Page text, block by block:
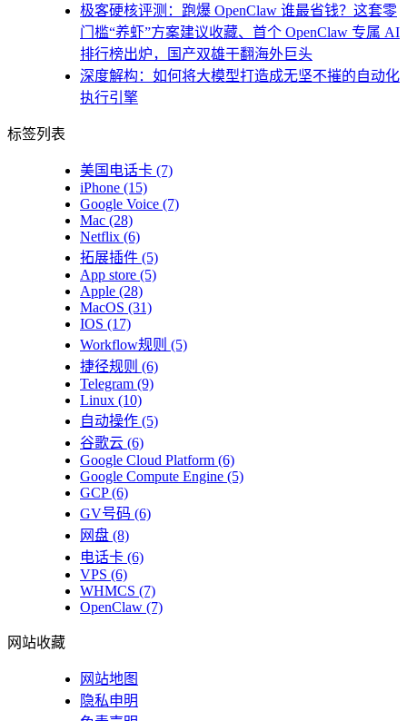
极客硬核评测：跑爆 OpenClaw 谁最省钱？这套零
门槛“养虾”方案建议收藏、首个 OpenClaw 专属 AI
排行榜出炉，国产双雄干翻海外巨头
深度解构：如何将大模型打造成无坚不摧的自动化
执行引擎
标签列表
美国电话卡 (7)
iPhone (15)
Google Voice (7)
Mac (28)
Netflix (6)
拓展插件 (5)
App store (5)
Apple (28)
MacOS (31)
IOS (17)
Workflow规则 (5)
捷径规则 (6)
Telegram (9)
Linux (10)
自动操作 (5)
谷歌云 (6)
Google Cloud Platform (6)
Google Compute Engine (5)
GCP(6)
GV号码 (6)
网盘 (8)
电话卡 (6)
VPS (6)
WHMCS (7)
OpenClaw (7)
网站收藏
网站地图
隐私申明